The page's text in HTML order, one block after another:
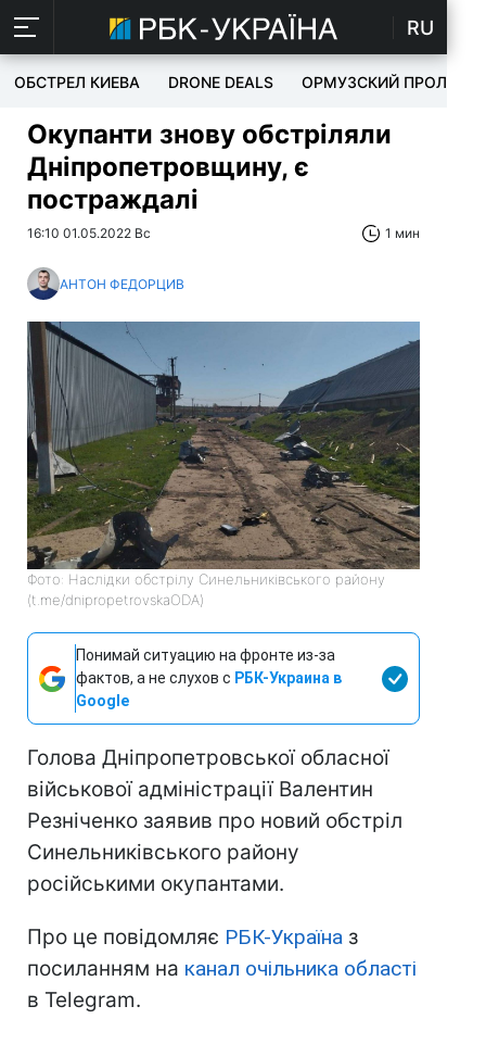
RU
ОБСТРЕЛ КИЕВА DRONE DEALS ОРМУЗСКИЙ ПРОЛИВ
Окупанти знову обстріляли
Дніпропетровщину, є
постраждалі
16:10 01.05.2022 Вс 1 мин
АНТОН ФЕДОРЦИВ
Фото: Наслідки обстрілу Синельниківського району
(t.me/dnipropetrovskaODA)
Понимай ситуацию на фронте из-за
фактов, а не слухов с РБК-Украина в
Google
Голова Дніпропетровської обласної
військової адміністрації Валентин
Резніченко заявив про новий обстріл
Синельниківського району
російськими окупантами.
Про це повідомляє РБК-Україна з
посиланням на канал очільника області
в Telegram.